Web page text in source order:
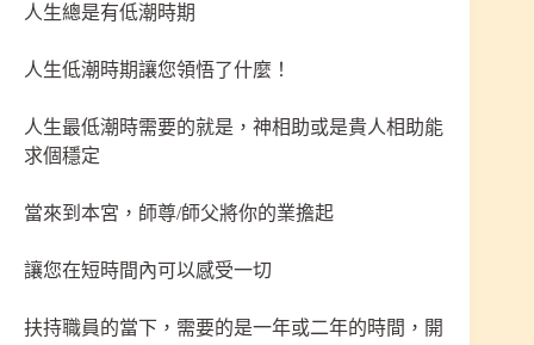
人生總是有低潮時期
人生低潮時期讓您領悟了什麼！
人生最低潮時需要的就是，神相助或是貴人相助能
求個穩定
當來到本宮，師尊/師父將你的業擔起
讓您在短時間內可以感受一切
扶持職員的當下，需要的是一年或二年的時間，開